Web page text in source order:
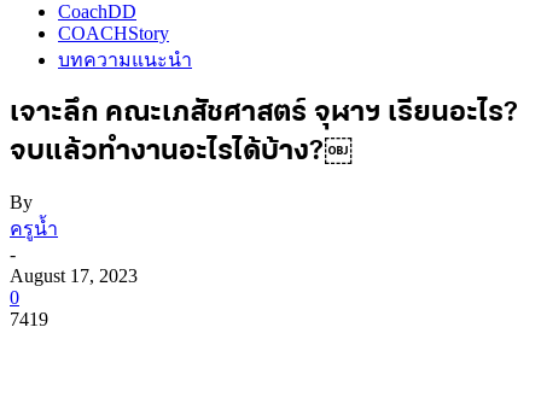
CoachDD
COACHStory
บทความแนะนำ
เจาะลึก คณะเภสัชศาสตร์ จุฬาฯ เรียนอะไร?
จบแล้วทำงานอะไรได้บ้าง?￼
By
ครูน้ำ
-
August 17, 2023
0
7419